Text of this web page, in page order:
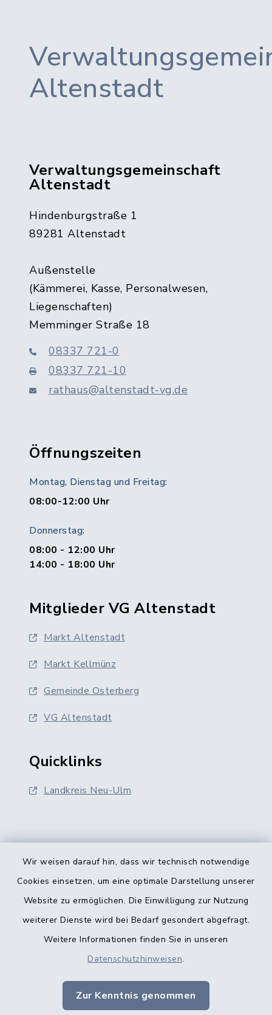
Wir weisen darauf hin, dass wir technisch notwendige
Cookies einsetzen, um eine optimale Darstellung unserer
Website zu ermöglichen. Die Einwilligung zur Nutzung
weiterer Dienste wird bei Bedarf gesondert abgefragt.
Weitere Informationen finden Sie in unseren
Datenschutzhinweisen.
Zur Kenntnis genommen
Altenstadt
Verwaltungsgemeinschaft
Altenstadt
Hindenburgstraße 1
89281 Altenstadt
Außenstelle
(Kämmerei, Kasse, Personalwesen,
Liegenschaften)
Memminger Straße 18
08337 721-0
08337 721-10
rathaus@altenstadt-vg.de
Öffnungszeiten
Montag, Dienstag und Freitag:
08:00-12:00 Uhr
Donnerstag:
08:00 - 12:00 Uhr
14:00 - 18:00 Uhr
Mitglieder VG Altenstadt
Markt Altenstadt
Markt Kellmünz
Gemeinde Osterberg
VG Altenstadt
Quicklinks
Landkreis Neu-Ulm
Kontakt
Datenschutz
Impressum